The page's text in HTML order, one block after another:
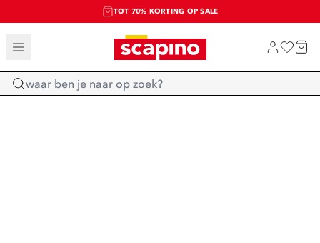
TOT 70% KORTING OP SALE
SALE: LAATSTE KANS!
SHOP NIEUW
Home